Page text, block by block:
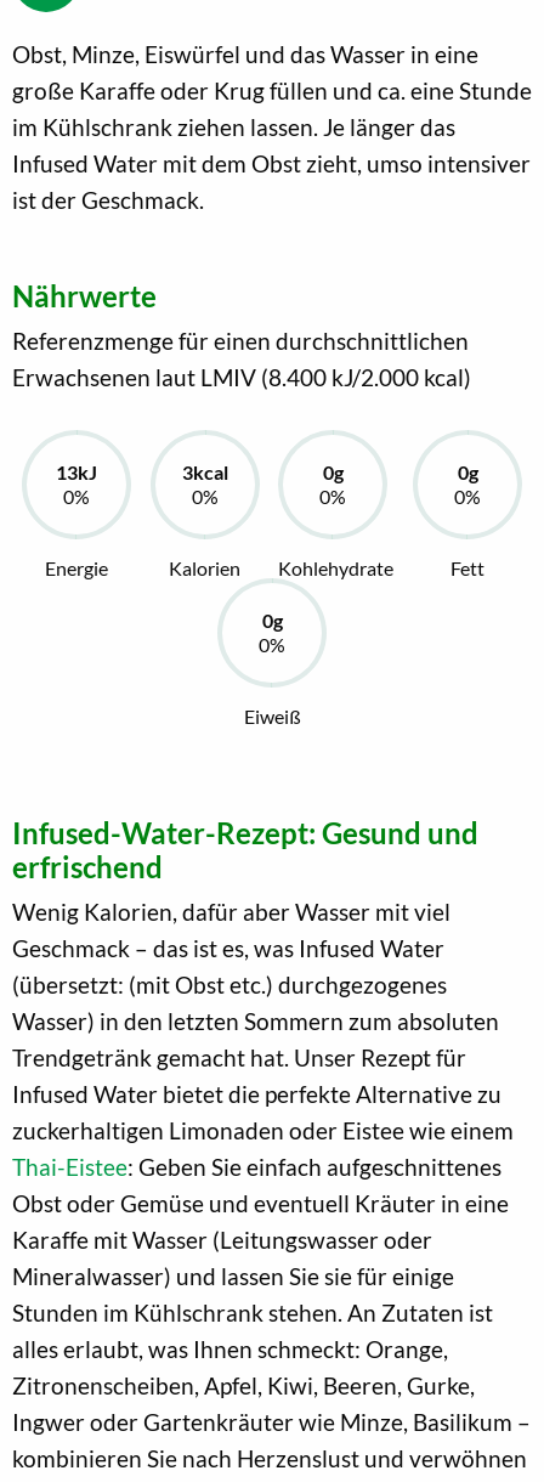
Obst, Minze, Eiswürfel und das Wasser in eine
große Karaffe oder Krug füllen und ca. eine Stunde
im Kühlschrank ziehen lassen. Je länger das
Infused Water mit dem Obst zieht, umso intensiver
ist der Geschmack.
Nährwerte
Referenzmenge für einen durchschnittlichen
Erwachsenen laut LMIV (8.400 kJ/2.000 kcal)
Energie Kalorien Kohlehydrate Fett
Eiweiß
Infused-Water-Rezept: Gesund und
erfrischend
Wenig Kalorien, dafür aber Wasser mit viel
Geschmack – das ist es, was Infused Water
(übersetzt: (mit Obst etc.) durchgezogenes
Wasser) in den letzten Sommern zum absoluten
Trendgetränk gemacht hat. Unser Rezept für
Infused Water bietet die perfekte Alternative zu
zuckerhaltigen Limonaden oder Eistee wie einem
Thai-Eistee: Geben Sie einfach aufgeschnittenes
Obst oder Gemüse und eventuell Kräuter in eine
Karaffe mit Wasser (Leitungswasser oder
Mineralwasser) und lassen Sie sie für einige
Stunden im Kühlschrank stehen. An Zutaten ist
alles erlaubt, was Ihnen schmeckt: Orange,
Zitronenscheiben, Apfel, Kiwi, Beeren, Gurke,
Ingwer oder Gartenkräuter wie Minze, Basilikum –
kombinieren Sie nach Herzenslust und verwöhnen